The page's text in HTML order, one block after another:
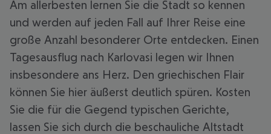
Am allerbesten lernen Sie die Stadt so kennen
und werden auf jeden Fall auf Ihrer Reise eine
große Anzahl besonderer Orte entdecken. Einen
Tagesausflug nach Karlovasi legen wir Ihnen
insbesondere ans Herz. Den griechischen Flair
können Sie hier äußerst deutlich spüren. Kosten
Sie die für die Gegend typischen Gerichte,
lassen Sie sich durch die beschauliche Altstadt